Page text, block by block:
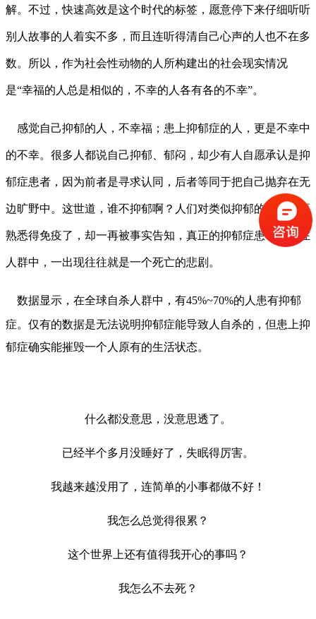
解。不过，快速高效是这个时代的标签，愿意停下来仔细听听
别人故事的人着实不多，而且连听得清自己心声的人也不在多
数。所以，作为社会性动物的人所构建出的社会现实情况
是“幸福的人总是相似的，不幸的人各有各的不幸”。
感觉自己抑郁的人，不幸福；患上抑郁症的人，更是不幸中
的不幸。很多人都说自己抑郁、郁闷，却少有人自愿承认是抑
郁症患者，因为前者是寻求认同，后者等同于把自己抛弃在无
边旷野中。这世道，谁不抑郁啊？人们对类似抑郁的词几乎要
熟悉得免疫了，却一再被事实告知，真正的抑郁症患者隐藏在
人群中，一出现往往就是一个死亡的悲剧。
数据显示，在全球自杀人群中，有45%~70%的人患有抑郁
症。仅有的数据是无法说明抑郁症能导致人自杀的，但患上抑
郁症确实能摧毁一个人原有的生活状态。
什么都没意思，没意思透了。
已经半个多月没睡好了，失眠得厉害。
我越来越没用了，连简单的小事都做不好！
我怎么总觉得很累？
这个世界上还有值得我开心的事吗？
我怎么不去死？